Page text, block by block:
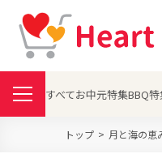
すべてお中元特集BBQ
トップ 月と海の恵